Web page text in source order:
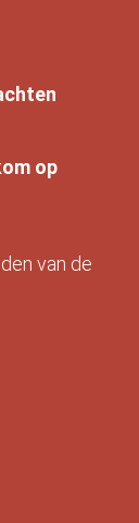
op
van de